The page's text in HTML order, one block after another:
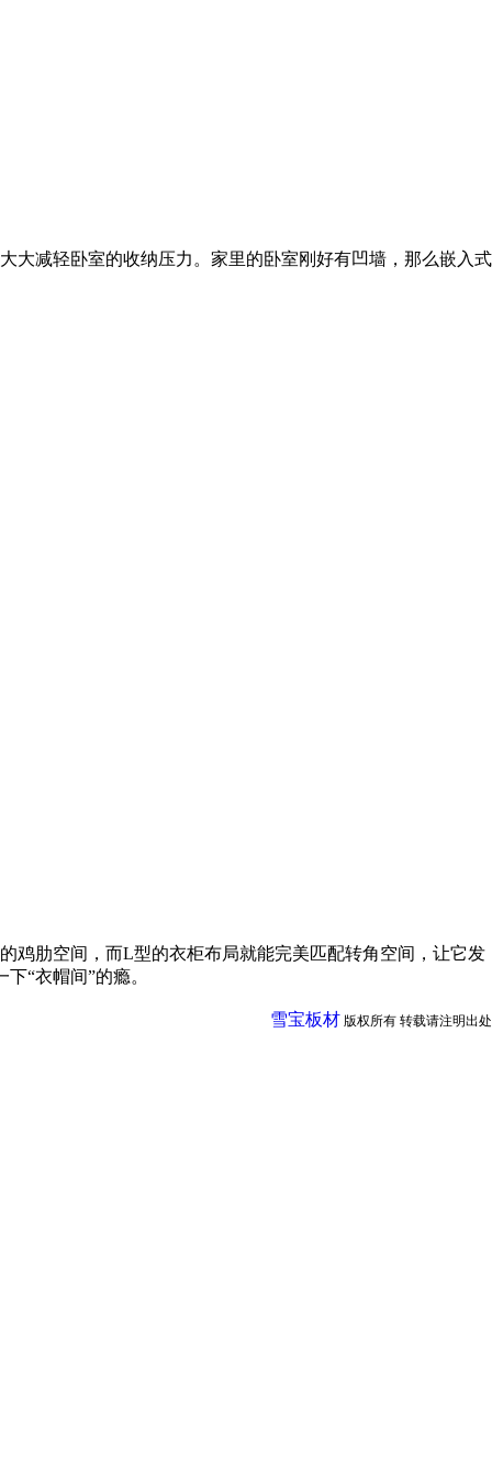
大减轻卧室的收纳压力。家里的卧室刚好有凹墙，那么嵌入式
鸡肋空间，而L型的衣柜布局就能完美匹配转角空间，让它发
“衣帽间”的瘾。
雪宝板材 版权所有 转载请注明出处